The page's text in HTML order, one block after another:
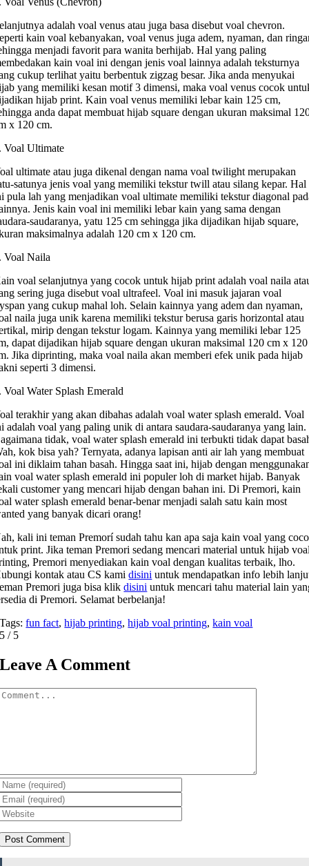
adalah voal venus atau juga basa disebut voal chevron.
kain voal kebanyakan, voal venus juga adem, nyaman, dan
menjadi favorit para wanita berhijab. Hal yang paling
kain voal ini dengan jenis voal lainnya adalah teksturnya
cukup terlihat yaitu berbentuk zigzag besar. Jika anda menyukai
yang memiliki kesan motif 3 dimensi, maka voal venus cocok
hijab print. Kain voal venus memiliki lebar kain 125 cm,
anda dapat membuat hijab square dengan ukuran maksimal
x 120 cm.
Voal Ultimate
ultimate atau juga dikenal dengan nama voal twilight merupakan
satunya jenis voal yang memiliki tekstur twill atau silang kepar. Hal
pula lah yang menjadikan voal ultimate memiliki tekstur diagonal
Jenis kain voal ini memiliki lebar kain yang sama dengan
saudaranya, yatu 125 cm sehingga jika dijadikan hijab square,
maksimalnya adalah 120 cm x 120 cm.
Voal Naila
voal selanjutnya yang cocok untuk hijab print adalah voal naila
sering juga disebut voal ultrafeel. Voal ini masuk jajaran voal
yang cukup mahal loh. Selain kainnya yang adem dan nyaman,
naila juga unik karena memiliki tekstur berusa garis horizontal atau
mirip dengan tekstur logam. Kainnya yang memiliki lebar 125
dapat dijadikan hijab square dengan ukuran maksimal 120 cm x 120
Jika diprinting, maka voal naila akan memberi efek unik pada hijab
seperti 3 dimensi.
Voal Water Splash Emerald
terakhir yang akan dibahas adalah voal water splash emerald. Voal
adalah voal yang paling unik di antara saudara-saudaranya yang lain.
tidak, voal water splash emerald ini terbukti tidak dapat
kok bisa yah? Ternyata, adanya lapisan anti air lah yang membuat
ini diklaim tahan basah. Hingga saat ini, hijab dengan
voal water splash emerald ini populer loh di market hijab. Banyak
customer yang mencari hijab dengan bahan ini. Di Premori, kain
water splash emerald benar-benar menjadi salah satu kain most
yang banyak dicari orang!
kali ini teman Premorí sudah tahu kan apa saja kain voal yang
print. Jika teman Premori sedang mencari material untuk hijab
Premori menyediakan kain voal dengan kualitas terbaik, lho.
kontak atau CS kamidisini untuk mendapatkan info lebih
Premori juga bisa klikdisini untuk mencari tahu material lain
di Premori. Selamat berbelanja!
Tags:fun fact,hijab printing,hijab voal printing,kain voal
5 / 5
Leave A Comment